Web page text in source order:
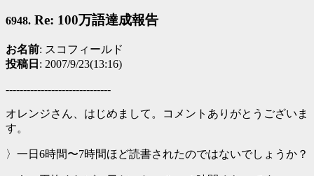
6948. Re: 100万語達成報告
お名前: スコフィールド
投稿日 : 2007/9/23(13:16)
------------------------------
オレンジさん、はじめまして。コメントありがとうございま
す。
〉一日6時間〜7時間ほど読書されたのではないでしょうか？